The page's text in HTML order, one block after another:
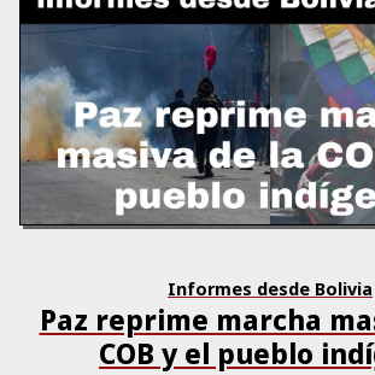
Informes desde Bolivia
Paz reprime marcha
COB y el pueblo